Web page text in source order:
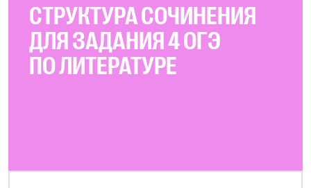
СТРУКТУРА СОЧИНЕНИЯ
ДЛЯ ЗАДАНИЯ 4 ОГЭ
ПО ЛИТЕРАТУРЕ